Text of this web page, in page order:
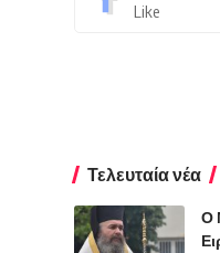
Like
Τελευταία νέα
Ο